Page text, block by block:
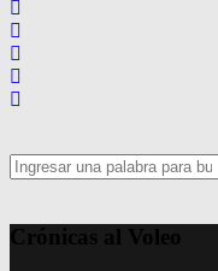
Search
for:
Crónicas al Voleo